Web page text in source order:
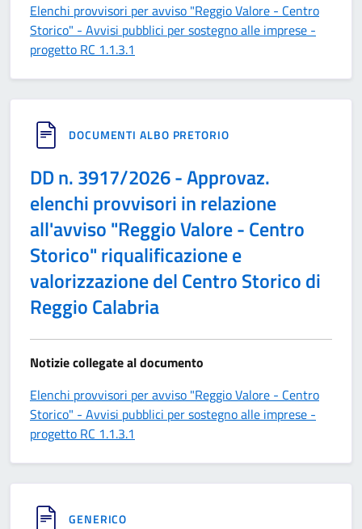
Elenchi provvisori per avviso "Reggio Valore - Centro
Storico" - Avvisi pubblici per sostegno alle imprese -
progetto RC 1.1.3.1
DOCUMENTI ALBO PRETORIO
DD n. 3917/2026 - Approvaz.
elenchi provvisori in relazione
all'avviso "Reggio Valore - Centro
Storico" riqualificazione e
valorizzazione del Centro Storico di
Reggio Calabria
Notizie collegate al documento
Elenchi provvisori per avviso "Reggio Valore - Centro
Storico" - Avvisi pubblici per sostegno alle imprese -
progetto RC 1.1.3.1
GENERICO